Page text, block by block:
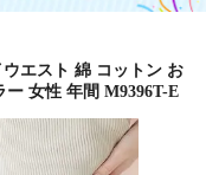
エスト 綿 コットン お
女性 年間 M9396T-E